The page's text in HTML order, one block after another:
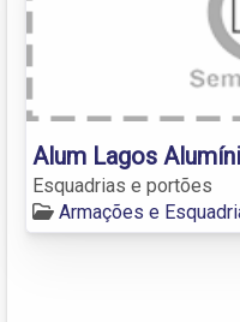
Alum Lagos
Esquadrias e portões
Armações e